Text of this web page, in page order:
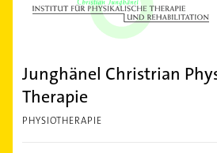
Junghänel Christrian
Therapie
PHYSIOTHERAPIE